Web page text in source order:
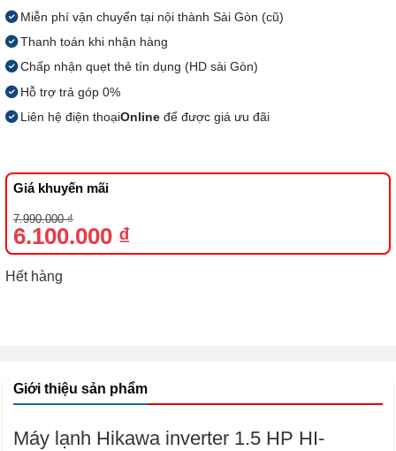
Miễn phí vận chuyển tại nội thành Sài Gòn (cũ)
Thanh toán khi nhận hàng
Chấp nhận quẹt thẻ tín dụng (HD sài Gòn)
Hỗ trợ trả góp 0%
Liên hệ điện thoạiOnlineđể được giá ưu đãi
Giá khuyến mãi
7.990.000₫
Giá
gốc
là:
7.990.000 ₫.
6.100.000 ₫
Giá
hiện
tại
là:
6.100.000 ₫.
Hết hàng
Giới thiệu sản phẩm
Máy lạnh Hikawa inverter 1.5 HP HI-